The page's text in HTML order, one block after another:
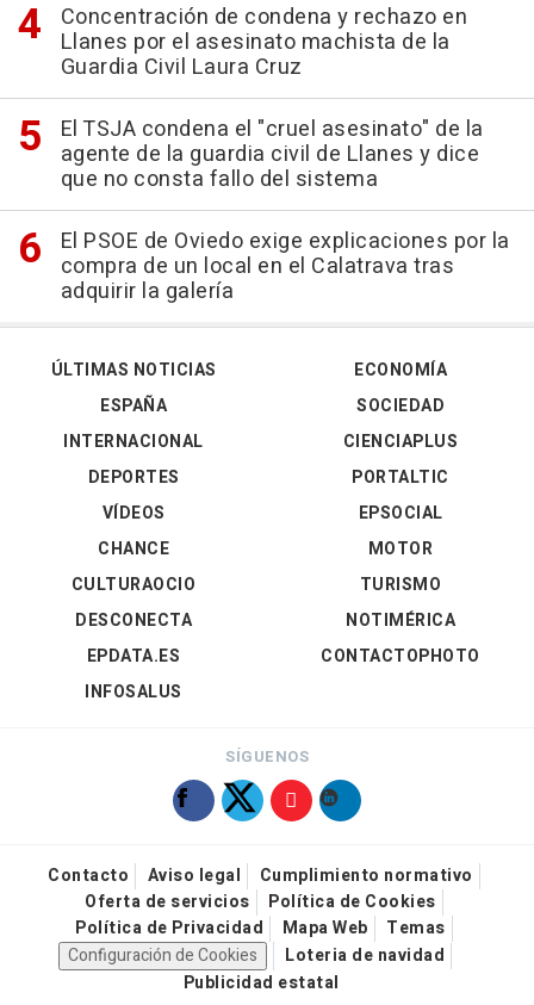
Concentración de condena y rechazo en
Llanes por el asesinato machista de la
Guardia Civil Laura Cruz
El TSJA condena el "cruel asesinato" de la
agente de la guardia civil de Llanes y dice
que no consta fallo del sistema
El PSOE de Oviedo exige explicaciones por la
compra de un local en el Calatrava tras
adquirir la galería
ÚLTIMAS NOTICIAS
ESPAÑA
INTERNACIONAL
DEPORTES
VÍDEOS
ECONOMÍA
SOCIEDAD
CIENCIAPLUS
PORTALTIC
EPSOCIAL
CHANCE
CULTURAOCIO
DESCONECTA
EPDATA.ES
INFOSALUS
MOTOR
TURISMO
NOTIMÉRICA
CONTACTOPHOTO
SÍGUENOS
Contacto Aviso legal
Cumplimiento normativo
Oferta de servicios
Política de Cookies
Política de Privacidad
Mapa Web
Temas
Configuración de Cookies
Loteria de navidad
Publicidad estatal